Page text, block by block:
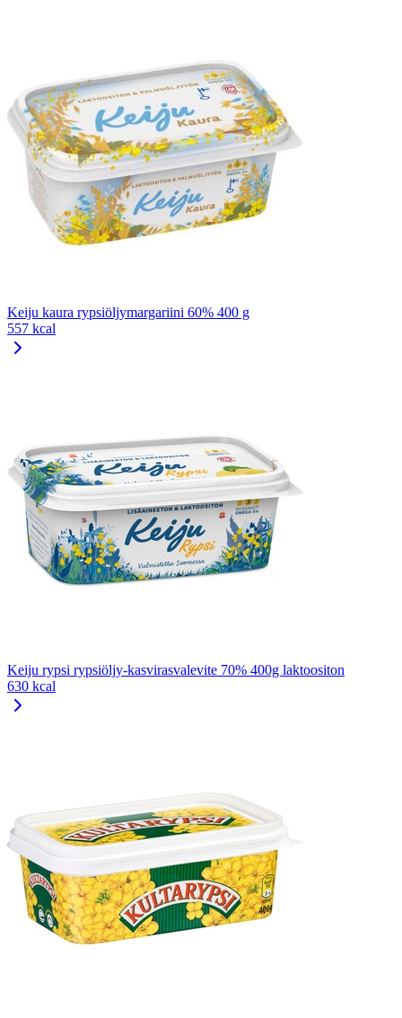
Keiju kaura rypsiöljymargariini 60% 400 g
557 kcal
Keiju rypsi rypsiöljy-kasvirasvalevite 70% 400g laktoositon
630 kcal